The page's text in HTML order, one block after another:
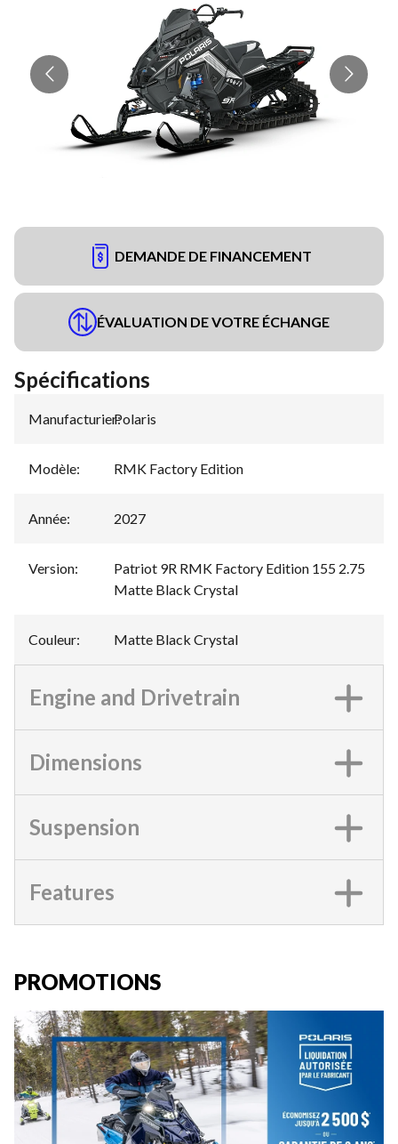
DEMANDE DE FINANCEMENT
ÉVALUATION DE VOTRE ÉCHANGE
Spécifications
Manufacturier:
Polaris
Modèle: RMK Factory Edition
Année: 2027
Version:
Patriot 9R RMK Factory Edition 155 2.75
Matte Black Crystal
Couleur: Matte Black Crystal
Engine and Drivetrain
Dimensions
Suspension
Features
PROMOTIONS